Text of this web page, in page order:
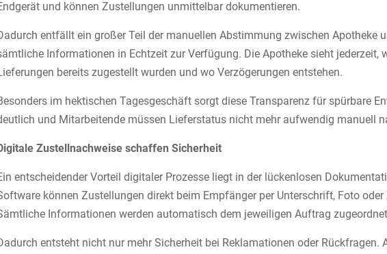
und können Zustellungen unmittelbar dokumentieren.
entfällt ein großer Teil der manuellen Abstimmung zwischen Apotheke
Informationen in Echtzeit zur Verfügung. Die Apotheke sieht jederzeit,
bereits zugestellt wurden und wo Verzögerungen entstehen.
im hektischen Tagesgeschäft sorgt diese Transparenz für spürbare
und Mitarbeitende müssen Lieferstatus nicht mehr aufwendig manuell
Zustellnachweise schaffen Sicherheit
entscheidender Vorteil digitaler Prozesse liegt in der lückenlosen
können Zustellungen direkt beim Empfänger per Unterschrift, Foto
Informationen werden automatisch dem jeweiligen Auftrag
entsteht nicht nur mehr Sicherheit bei Reklamationen oder Rückfragen.